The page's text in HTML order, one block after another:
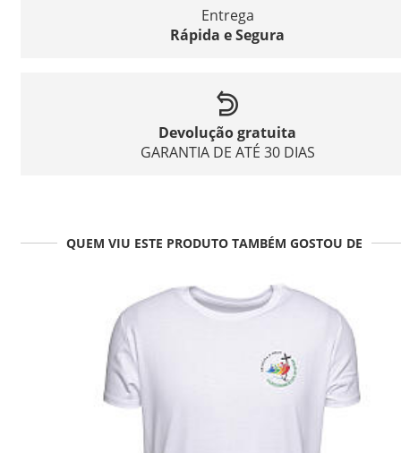
Entrega
Rápida e Segura
Devolução gratuita
GARANTIA DE ATÉ 30 DIAS
QUEM VIU ESTE PRODUTO TAMBÉM GOSTOU DE